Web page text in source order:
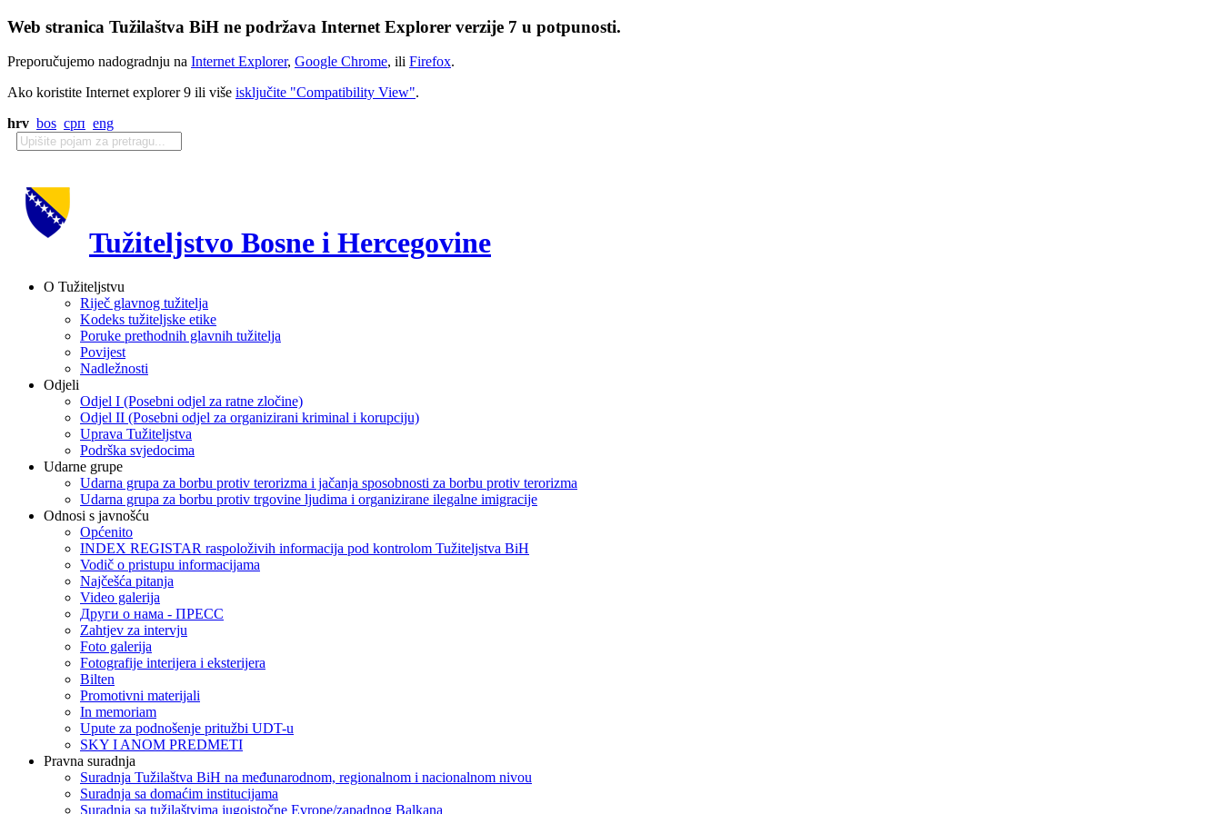
Web stranica Tužilaštva BiH ne podržava Internet Explorer verzije 7 u potpunosti.
Preporučujemo nadogradnju na Internet Explorer, Google Chrome, ili Firefox.
Ako koristite Internet explorer 9 ili više isključite "Compatibility View".
hrv bos срп eng
Tužiteljstvo Bosne i Hercegovine
O Tužiteljstvu
Riječ glavnog tužitelja
Kodeks tužiteljske etike
Poruke prethodnih glavnih tužitelja
Povijest
Nadležnosti
Odjeli
Odjel I (Posebni odjel za ratne zločine)
Odjel II (Posebni odjel za organizirani kriminal i korupciju)
Uprava Tužiteljstva
Podrška svjedocima
Udarne grupe
Udarna grupa za borbu protiv terorizma i jačanja sposobnosti za borbu protiv terorizma
Udarna grupa za borbu protiv trgovine ljudima i organizirane ilegalne imigracije
Odnosi s javnošću
Općenito
INDEX REGISTAR raspoloživih informacija pod kontrolom Tužiteljstva BiH
Vodič o pristupu informacijama
Najčešća pitanja
Video galerija
Други о нама - ПРЕСC
Zahtjev za intervju
Foto galerija
Fotografije interijera i eksterijera
Bilten
Promotivni materijali
In memoriam
Upute za podnošenje pritužbi UDT-u
SKY I ANOM PREDMETI
Pravna suradnja
Suradnja Tužilaštva BiH na međunarodnom, regionalnom i nacionalnom nivou
Suradnja sa domaćim institucijama
Suradnja sa tužilaštvima jugoistočne Evrope/zapadnog Balkana